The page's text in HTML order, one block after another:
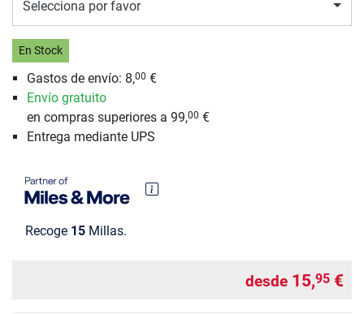
Selecciona por favor
En Stock
Gastos de envío: 8,00 €
Envío gratuito
en compras superiores a 99,00 €
Entrega mediante UPS
Recoge 15 Millas.
desde 15,95 €